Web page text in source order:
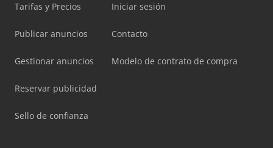
Tarifas y Precios
Publicar anuncios
Gestionar anuncios
Reservar publicidad
Sello de confianza
Iniciar sesión
Contacto
Modelo de contrato de compra